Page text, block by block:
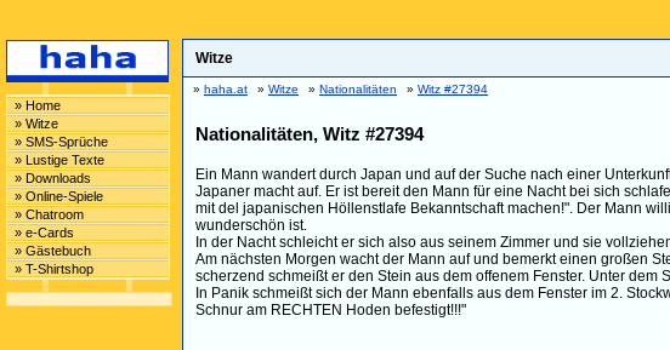
» Home
» Witze
» SMS-Sprüche
» Lustige Texte
» Downloads
» Online-Spiele
» Chatroom
» e-Cards
» Gästebuch
» T-Shirtshop
Witze
» haha.at » Witze » Nationalitäten » Witz #27394
Nationalitäten, Witz #27394
Ein Mann wandert durch Japan und auf der Suche nach einer
Japaner macht auf. Er ist bereit den Mann für eine Nacht bei sich
mit del japanischen Höllenstlafe Bekanntschaft machen!". Der Mann
wunderschön ist.
In der Nacht schleicht er sich also aus seinem Zimmer und sie
Am nächsten Morgen wacht der Mann auf und bemerkt einen großen
scherzend schmeißt er den Stein aus dem offenem Fenster. Unter dem
In Panik schmeißt sich der Mann ebenfalls aus dem Fenster im 2.
Schnur am RECHTEN Hoden befestigt!!!"